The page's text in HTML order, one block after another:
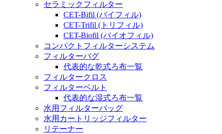
セラミックフィルター
CET-Bifil (バイフィル)
CET-Trifil (トリフィル)
CET-Biofil (バイオフィル)
コンパクトフィルターシステム
フィルターバグ
代表的な乾式ろ布一覧
フィルタークロス
フィルターベルト
代表的な湿式ろ布一覧
水用フィルターバッグ
水用カートリッジフィルター
リテーナー